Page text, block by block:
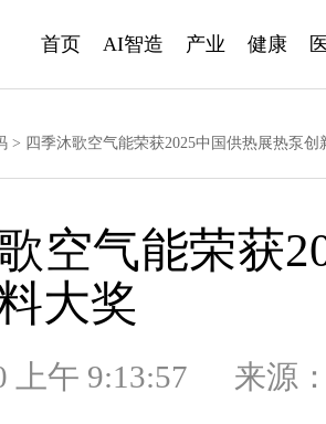
首页 AI智造 产业 健康
> 四季沐歌空气能荣获2025中国供热展热泵创
空气能荣获
大奖
上午 9:13:57 来